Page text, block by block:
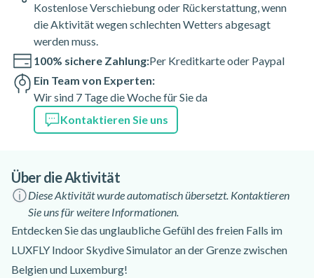
Kostenlose Verschiebung oder Rückerstattung, wenn
die Aktivität wegen schlechten Wetters abgesagt
werden muss.
100% sichere Zahlung:Per Kreditkarte oder Paypal
Ein Team von Experten:
Wir sind 7 Tage die Woche für Sie da
Kontaktieren Sie uns
Über die Aktivität
Diese Aktivität wurde automatisch übersetzt. Kontaktieren
Sie uns für weitere Informationen.
Entdecken Sie das unglaubliche Gefühl des freien Falls im
LUXFLY Indoor Skydive Simulator an der Grenze zwischen
Belgien und Luxemburg!